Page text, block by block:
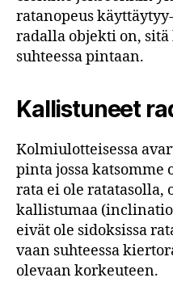
ratanopeus
radalla objekti on,
suhteessa pintaan.
Kallistuneet
Kolmiulotteisessa
pinta jossa katsomme
rata ei ole ratatasolla,
kallistumaa
eivät ole sidoksissa
vaan suhteessa
olevaan korkeuteen.